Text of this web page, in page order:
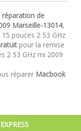
réparation de
Marseille-13014,
pouces 2 53 GHz
pour la remise
2 53 GHz mi 2009
réparer Macbook